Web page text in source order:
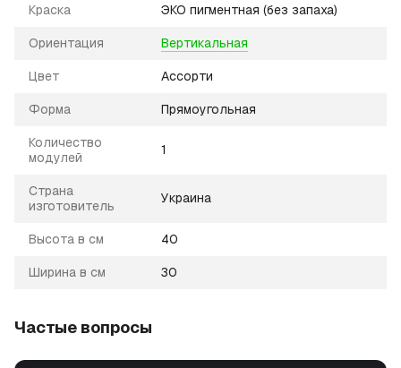
Краска ЭКО пигментная (без запаха)
Ориентация Вертикальная
Цвет Ассорти
Форма Прямоугольная
Количество
модулей
1
Страна
изготовитель
Украина
Высота в см 40
Ширина в см 30
Частые вопросы